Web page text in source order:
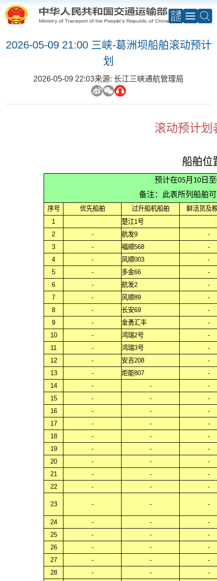
交通
日历
2026-05-09 21:00 三峡-葛洲坝船舶滚动预计
划
2026-05-09 22:03来源: 长江三峡通航管理局
滚动预计划
船舶位
预计在05月10日
备注：此表所列船舶
序号 优先船舶 过升船机船舶 鲜活货及
1
楚江1号
2
- 航发9
-
3
- 福顺568
-
4
- 风顺003
-
5
- 多金66
-
6
- 航发2
-
7
- 风顺89
-
8
- 长安69
-
9
- 金勇汇丰
-
10
- 鸿瑞2号
-
11
- 鸿瑞3号
-
12
- 安吉208
-
13
- 炬能807
-
14
- -
-
15
- -
-
16
- -
-
17
- -
-
18
- -
-
19
- -
-
20
- -
-
21
- -
-
22
- - -
23 - - -
24 - -
-
25
- -
-
26
- -
-
27
- -
-
28
- -
-